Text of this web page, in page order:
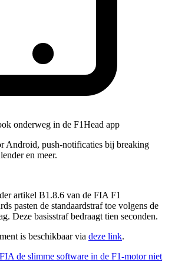
onderweg in de F1Head app
Android, push-notificaties bij breaking
en meer.
artikel B1.8.6 van de FIA F1
pasten de standaardstraf toe volgens de
Deze basisstraf bedraagt tien seconden.
is beschikbaar via deze link.
de slimme software in de F1-motor niet